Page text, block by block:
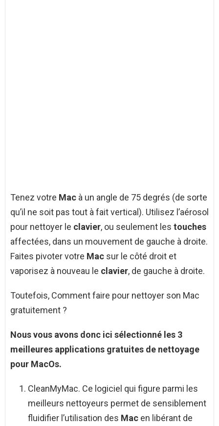
Tenez votre Mac à un angle de 75 degrés (de sorte
qu’il ne soit pas tout à fait vertical). Utilisez l’aérosol
pour nettoyer le clavier, ou seulement les touches
affectées, dans un mouvement de gauche à droite.
Faites pivoter votre Mac sur le côté droit et
vaporisez à nouveau le clavier, de gauche à droite.
Toutefois, Comment faire pour nettoyer son Mac
gratuitement ?
Nous vous avons donc ici sélectionné les 3
meilleures applications gratuites de nettoyage
pour MacOs.
CleanMyMac. Ce logiciel qui figure parmi les
meilleurs nettoyeurs permet de sensiblement
fluidifier l’utilisation des Mac en libérant de